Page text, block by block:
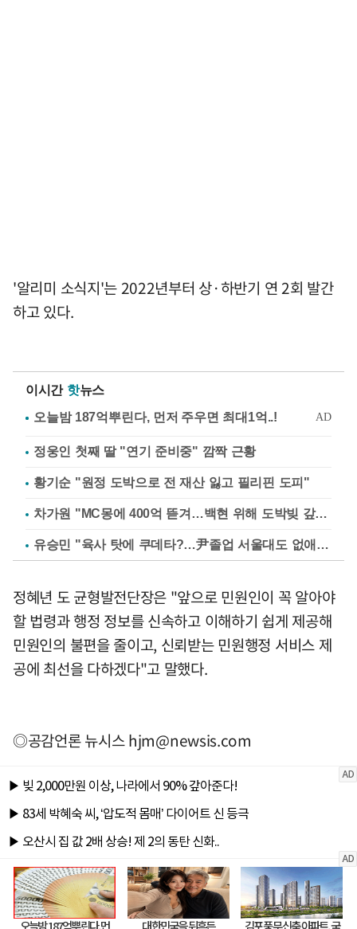
'알리미 소식지'는 2022년부터 상·하반기 연 2회 발간
하고 있다.
이시간 핫뉴스
정웅인 첫째 딸 "연기 준비중" 깜짝 근황
황기순 "원정 도박으로 전 재산 잃고 필리핀 도피"
차가원 "MC몽에 400억 뜯겨…백현 위해 도박빚 갚아줘"
유승민 "육사 탓에 쿠데타?…尹졸업 서울대도 없애나"
정혜년 도 균형발전단장은 "앞으로 민원인이 꼭 알아야
할 법령과 행정 정보를 신속하고 이해하기 쉽게 제공해
민원인의 불편을 줄이고, 신뢰받는 민원행정 서비스 제
공에 최선을 다하겠다"고 말했다.
◎공감언론 뉴시스hjm@newsis.com